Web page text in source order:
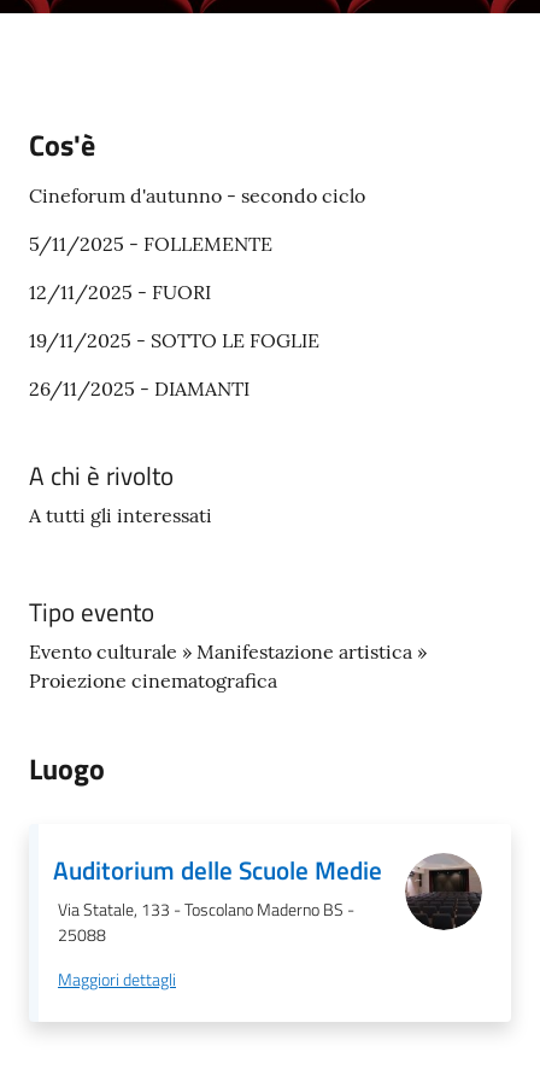
z
s
c
o
l
s
t
i
i
Seguici
Cos'è
Cineforum d'autunno - secondo ciclo
5/11/2025 - FOLLEMENTE
12/11/2025 - FUORI
19/11/2025 - SOTTO LE FOGLIE
26/11/2025 - DIAMANTI
A chi è rivolto
A tutti gli interessati
Tipo evento
Evento culturale » Manifestazione artistica »
Proiezione cinematografica
Luogo
Auditorium delle Scuole Medie
Via Statale, 133 - Toscolano Maderno BS -
25088
Maggiori dettagli